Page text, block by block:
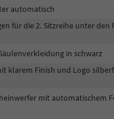
automatisch
für die 2. Sitzreihe unter den
in schwarz
klarem Finish und Logo
mit automatischem